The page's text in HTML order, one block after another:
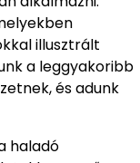
illusztrált
a leggyakoribb
és adunk
haladó